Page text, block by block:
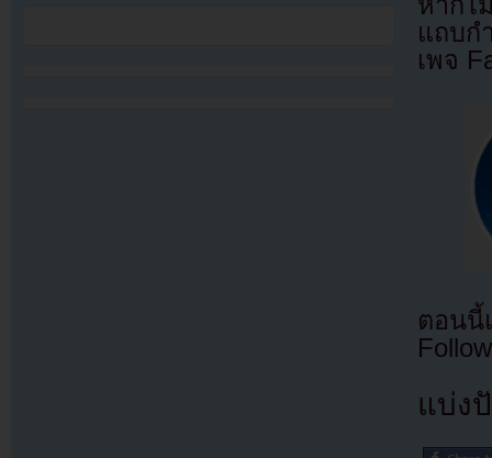
แถบก
เพจ
ตอนนี้
แบ่ง